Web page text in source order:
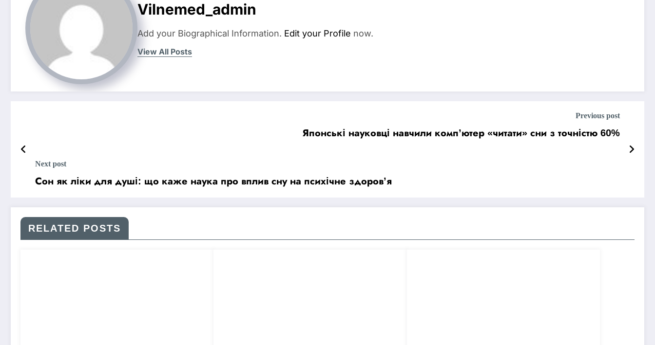
Vilnemed_admin
Add your Biographical Information. Edit your Profile now.
View All Posts
Previous post
Японські науковці навчили комп’ютер «читати» сни з точністю 60%
Next post
Сон як ліки для душі: що каже наука про вплив сну на психічне здоров’я
RELATED POSTS